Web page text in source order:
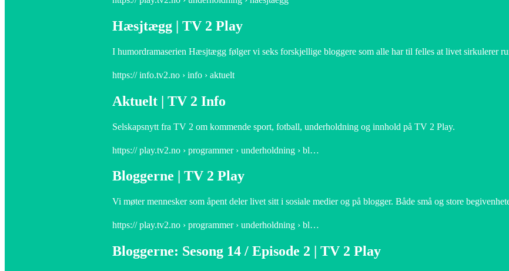
Hæsjtægg | TV 2 Play
I humordramaserien Hæsjtægg følger vi seks forskjellige bloggere som alle har til felles at livet sirkulerer
https:// info.tv2.no › info › aktuelt
Aktuelt | TV 2 Info
Selskapsnytt fra TV 2 om kommende sport, fotball, underholdning og innhold på TV 2 Play.
https:// play.tv2.no › programmer › underholdning › bl…
Bloggerne | TV 2 Play
Vi møter mennesker som åpent deler livet sitt i sosiale medier og på blogger. Både små og store
https:// play.tv2.no › programmer › underholdning › bl…
Bloggerne: Sesong 14 / Episode 2 | TV 2 Play